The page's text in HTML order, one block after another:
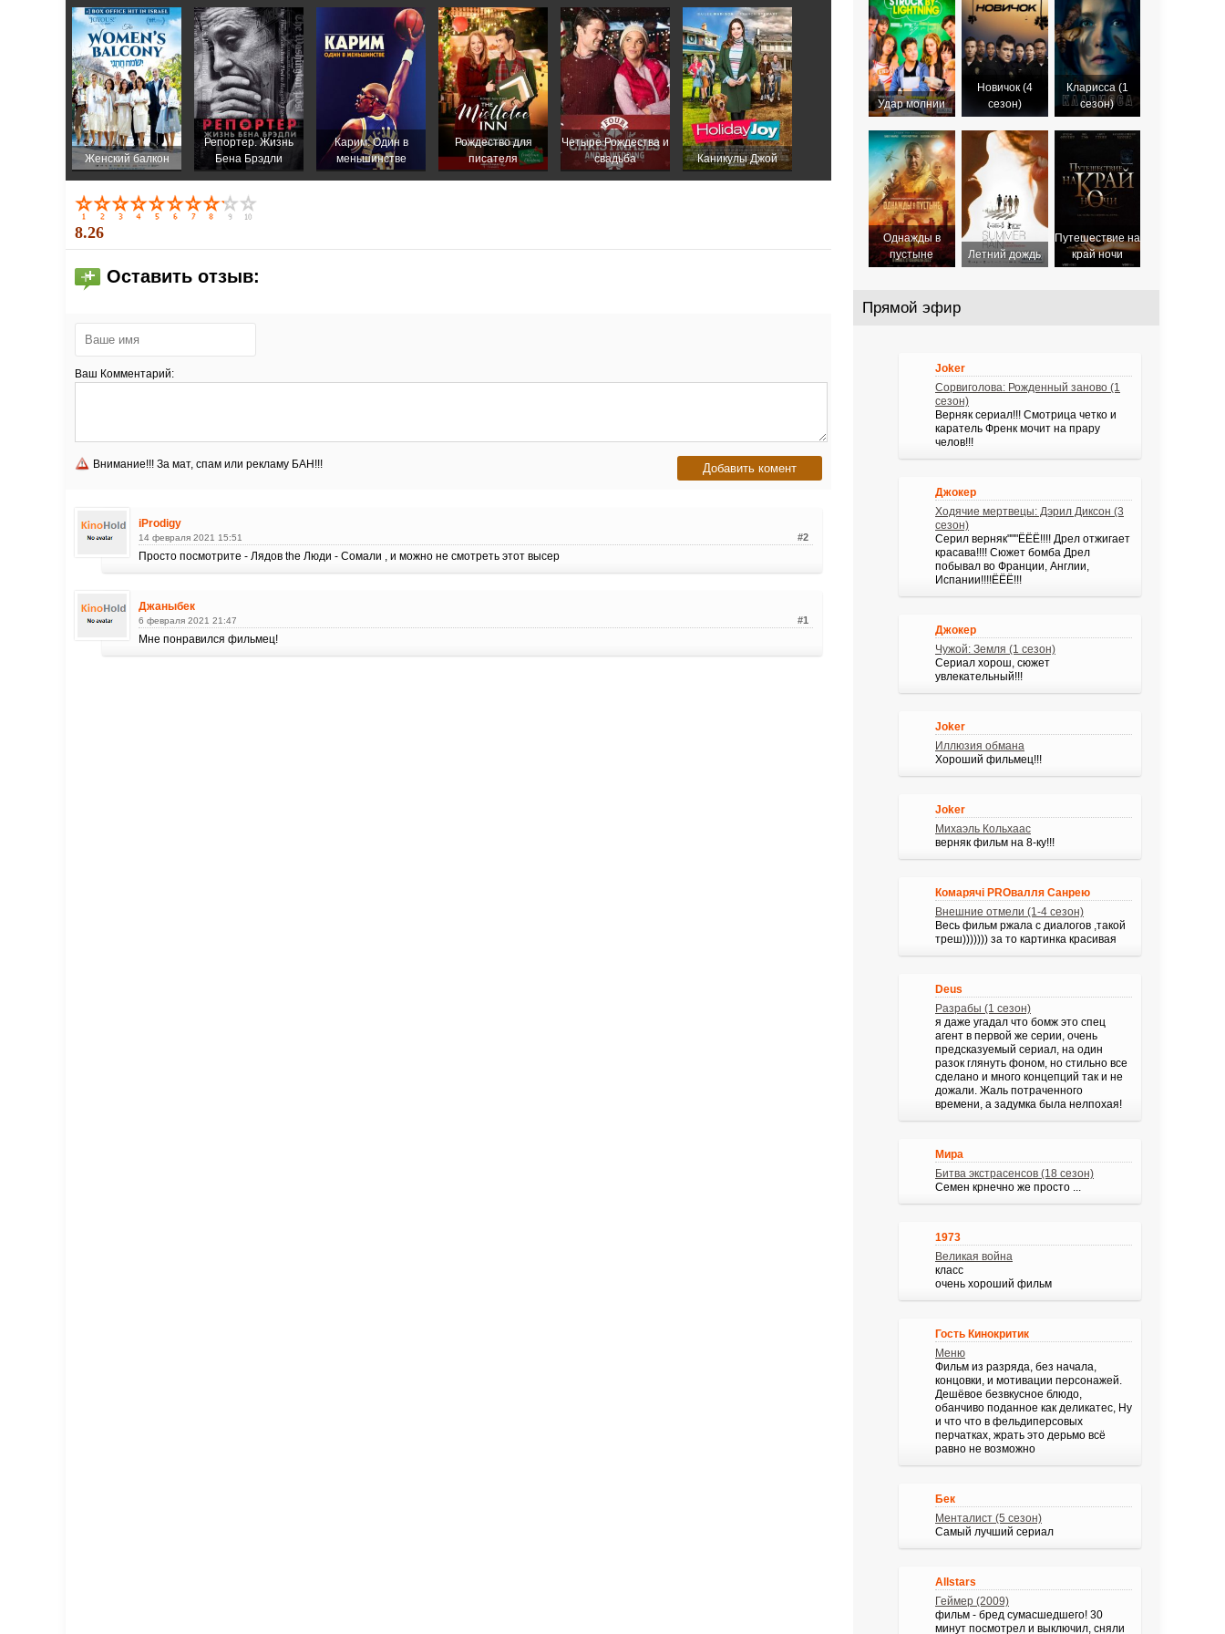
Женский балкон
Репортер. Жизнь
Бена Брэдли
Карим: Один в
меньшинстве
Рождество для
писателя
Четыре Рождества и
свадьба
Каникулы Джой
8.26
Оставить отзыв:
Ваш Комментарий:
Внимание!!! За мат, спам или рекламу БАН!!!
iProdigy
14 февраля 2021 15:51 #2
Просто посмотрите - Лядов the Люди - Сомали , и можно не смотреть этот высер
Джаныбек
6 февраля 2021 21:47 #1
Мне понравился фильмец!
Удар молнии
2018
Новичок (4
сезон)
2021
Кларисса (1
сезон)
Однажды в
пустыне
Летний дождь
Путешествие на
край ночи
Прямой эфир
Joker
Сорвиголова: Рожденный заново (1
сезон)
Верняк сериал!!! Смотрица четко и
каратель Френк мочит на прару
челов!!!
Джокер
Ходячие мертвецы: Дэрил Диксон (3
сезон)
Серил верняк"""ЁЁЁ!!!! Дрел отжигает
красава!!!! Сюжет бомба Дрел
побывал во Франции, Англии,
Испании!!!!ЁЁЁ!!!
Джокер
Чужой: Земля (1 сезон)
Сериал хорош, сюжет
увлекательный!!!
Joker
Иллюзия обмана
Хороший фильмец!!!
Joker
Михаэль Кольхаас
верняк фильм на 8-ку!!!
Комарячі PROвалля Санрею
Внешние отмели (1-4 сезон)
Весь фильм ржала с диалогов ,такой
треш))))))) за то картинка красивая
Deus
Разрабы (1 сезон)
я даже угадал что бомж это спец
агент в первой же серии, очень
предсказуемый сериал, на один
разок глянуть фоном, но стильно все
сделано и много концепций так и не
дожали. Жаль потраченного
времени, а задумка была нелпохая!
Мира
Битва экстрасенсов (18 сезон)
Семен крнечно же просто ...
1973
Великая война
класс
очень хороший фильм
Гость Кинокритик
Меню
Фильм из разряда, без начала,
концовки, и мотивации персонажей.
Дешёвое безвкусное блюдо,
обанчиво поданное как деликатес, Ну
и что что в фельдиперсовых
перчатках, жрать это дерьмо всё
равно не возможно
Бек
Менталист (5 сезон)
Самый лучший сериал
Allstars
Геймер (2009)
фильм - бред сумасшедшего! 30
минут посмотрел и выключил, сняли